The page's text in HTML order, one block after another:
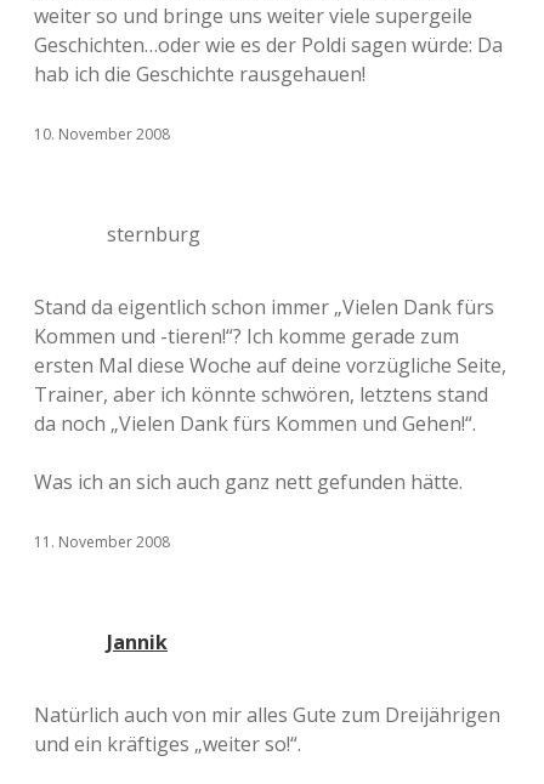
weiter so und bringe uns weiter viele supergeile
Geschichten…oder wie es der Poldi sagen würde: Da
hab ich die Geschichte rausgehauen!
10. November 2008
sternburg
Stand da eigentlich schon immer „Vielen Dank fürs
Kommen und -tieren!“? Ich komme gerade zum
ersten Mal diese Woche auf deine vorzügliche Seite,
Trainer, aber ich könnte schwören, letztens stand
da noch „Vielen Dank fürs Kommen und Gehen!“.
Was ich an sich auch ganz nett gefunden hätte.
11. November 2008
Jannik
Natürlich auch von mir alles Gute zum Dreijährigen
und ein kräftiges „weiter so!“.